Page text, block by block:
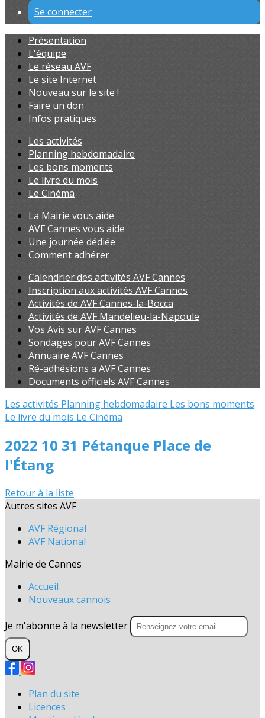
Se connecter
Présentation
L'équipe
Le réseau AVF
Le site Internet
Nouveau sur le site !
Faire un don
Infos pratiques
Les activités
Planning hebdomadaire
Les bons moments
Le livre du mois
Le Cinéma
La Mairie vous aide
AVF Cannes vous aide
Une journée dédiée
Comment adhérer
Calendrier des activités AVF Cannes
Inscription aux activités AVF Cannes
Activités de AVF Cannes-la-Bocca
Activités de AVF Mandelieu-la-Napoule
Vos Avis sur AVF Cannes
Sondages pour AVF Cannes
Annuaire AVF Cannes
Ré-adhésions a AVF Cannes
Documents officiels AVF Cannes
Les activités Planning hebdomadaire Les bons moments
Le livre du mois Le Cinéma
2022 10 31 Pétanque Place de
l'Étang
Retour à la liste
Autres sites AVF
AVF Régional
AVF National
Mairie de Cannes
Accueil
Nouveaux cannois
Je m'abonne à la newsletter
OK
Plan du site
Licences